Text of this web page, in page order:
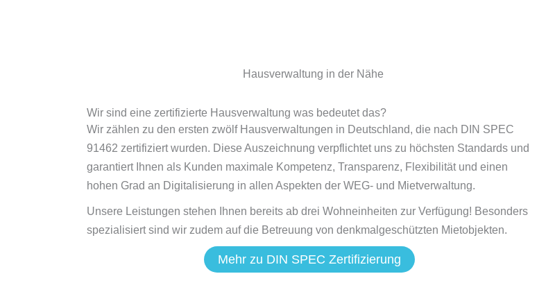
Hausverwaltung in der Nähe
Wir sind eine zertifizierte Hausverwaltung was bedeutet das?
Wir zählen zu den ersten zwölf Hausverwaltungen in Deutschland, die nach DIN SPEC
91462 zertifiziert wurden. Diese Auszeichnung verpflichtet uns zu höchsten Standards und
garantiert Ihnen als Kunden maximale Kompetenz, Transparenz, Flexibilität und einen
hohen Grad an Digitalisierung in allen Aspekten der WEG- und Mietverwaltung.
Unsere Leistungen stehen Ihnen bereits ab drei Wohneinheiten zur Verfügung! Besonders
spezialisiert sind wir zudem auf die Betreuung von denkmalgeschützten Mietobjekten.
Mehr zu DIN SPEC Zertifizierung